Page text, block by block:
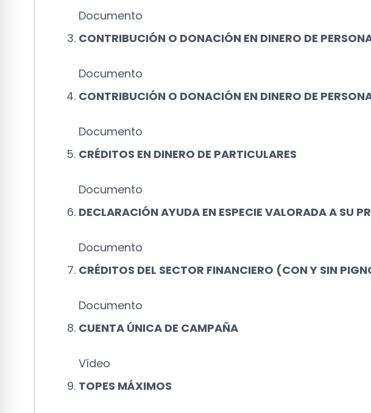
Documento
CONTRIBUCIÓN O DONACIÓN EN DINERO DE
Documento
CONTRIBUCIÓN O DONACIÓN EN DINERO DE
Documento
CRÉDITOS EN DINERO DE PARTICULARES
Documento
DECLARACIÓN AYUDA EN ESPECIE VALORADA A SU
Documento
CRÉDITOS DEL SECTOR FINANCIERO (CON Y SIN
Documento
CUENTA ÚNICA DE CAMPAÑA
Vídeo
TOPES MÁXIMOS